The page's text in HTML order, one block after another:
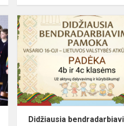
Šventinis
minėjimas
-
koncertas
„Sudainuokime
LIETUVĄ!“
Didžiausia